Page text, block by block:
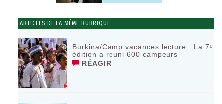
ARTICLES DE LA MÊME RUBRIQUE
Burkina/Camp vacances lecture : La 7ᵉ
édition a réuni 600 campeurs
RÉAGIR